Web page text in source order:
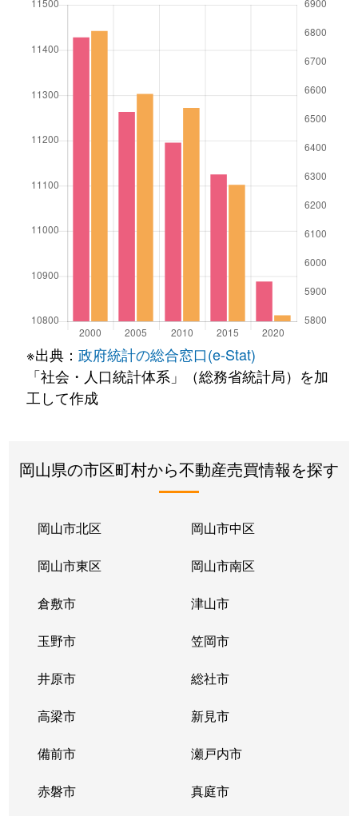
※出典： 政府統計の総合窓口(e-Stat)
「社会・人口統計体系」（総務省統計局）を加
工して作成
岡山県の市区町村から不動産売買情報を探す
岡山市北区 岡山市中区
岡山市東区 岡山市南区
倉敷市 津山市
玉野市 笠岡市
井原市 総社市
高梁市 新見市
備前市 瀬戸内市
赤磐市 真庭市